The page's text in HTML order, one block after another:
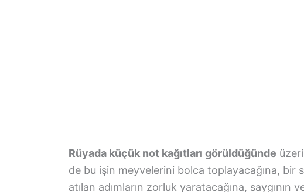
Rüyada küçük not kağıtları görüldüğünde
de bu işin meyvelerini bolca toplayacağına, bir
atılan adımların zorluk yaratacağına, saygının